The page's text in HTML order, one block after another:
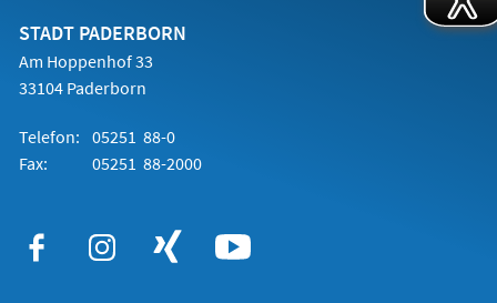
STADT PADERBORN
Am Hoppenhof 33
33104 Paderborn
Telefon: 05251 88-0
Fax:
05251 88-2000